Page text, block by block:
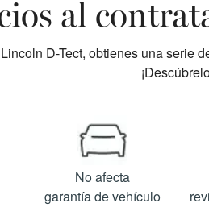
al
D-Tect, obtienes una serie
No afecta
garantía de vehículo